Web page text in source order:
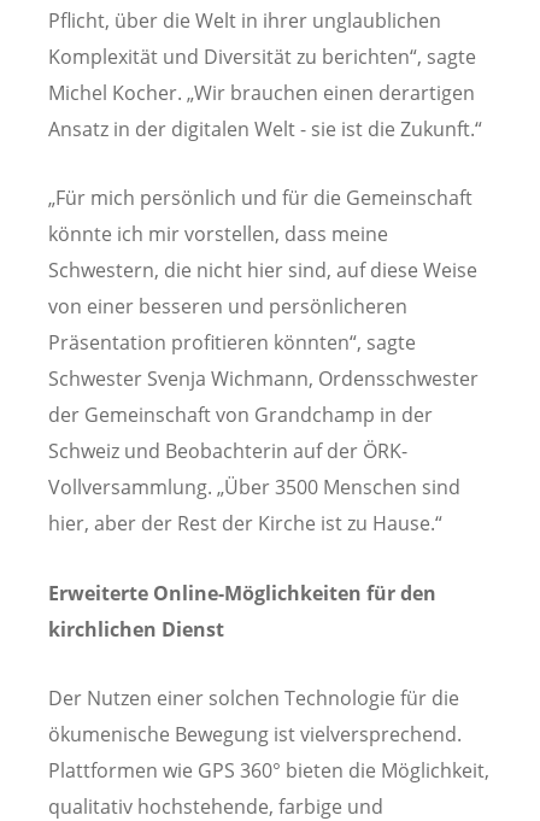
Pflicht, über die Welt in ihrer unglaublichen
Komplexität und Diversität zu berichten“, sagte
Michel Kocher. „Wir brauchen einen derartigen
Ansatz in der digitalen Welt - sie ist die Zukunft.“
„Für mich persönlich und für die Gemeinschaft
könnte ich mir vorstellen, dass meine
Schwestern, die nicht hier sind, auf diese Weise
von einer besseren und persönlicheren
Präsentation profitieren könnten“, sagte
Schwester Svenja Wichmann, Ordensschwester
der Gemeinschaft von Grandchamp in der
Schweiz und Beobachterin auf der ÖRK-
Vollversammlung. „Über 3500 Menschen sind
hier, aber der Rest der Kirche ist zu Hause.“
Erweiterte Online-Möglichkeiten für den
kirchlichen Dienst
Der Nutzen einer solchen Technologie für die
ökumenische Bewegung ist vielversprechend.
Plattformen wie GPS 360° bieten die Möglichkeit,
qualitativ hochstehende, farbige und